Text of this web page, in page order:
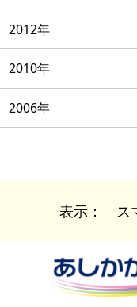
2012年
2010年
2006年
表示： ス